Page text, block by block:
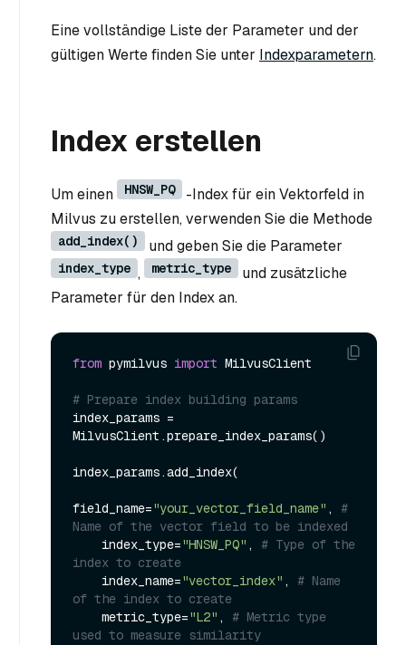
Eine vollständige Liste der Parameter und der
gültigen Werte finden Sie unter Indexparametern.
Index erstellen
Um einen HNSW_PQ
-Index für ein Vektorfeld in
Milvus zu erstellen, verwenden Sie die Methode
add_index() und geben Sie die Parameter
index_type , metric_type
und zusätzliche
Parameter für den Index an.
from pymilvus import MilvusClient
# Prepare index building params
index_params =
MilvusClient.prepare_index_params()
index_params.add_index(
field_name="your_vector_field_name" , #
Name of the vector field to be indexed
    index_type=
"HNSW_PQ" , # Type of the
index to create
    index_name=
"vector_index" , # Name
of the index to create
    metric_type=
"L2" , # Metric type
used to measure similarity